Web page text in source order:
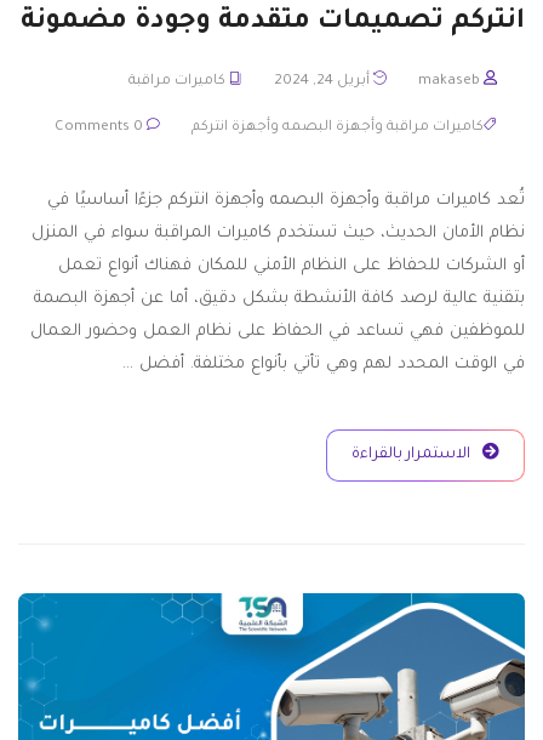
انتركم تصميمات متقدمة وجودة مضمونة
makaseb أبريل 24, 2024 كاميرات مراقبة
كاميرات مراقبة وأجهزة البصمه وأجهزة انتركم 0 Comments
تُعد كاميرات مراقبة وأجهزة البصمه وأجهزة انتركم جزءًا أساسيًا في
نظام الأمان الحديث، حيث تستخدم كاميرات المراقبة سواء في المنزل
أو الشركات للحفاظ على النظام الأمني للمكان فهناك أنواع تعمل
بتقنية عالية لرصد كافة الأنشطة بشكل دقيق، أما عن أجهزة البصمة
للموظفين فهي تساعد في الحفاظ على نظام العمل وحضور العمال
في الوقت المحدد لهم وهي تأتي بأنواع مختلفة. أفضل …
الاستمرار بالقراءة